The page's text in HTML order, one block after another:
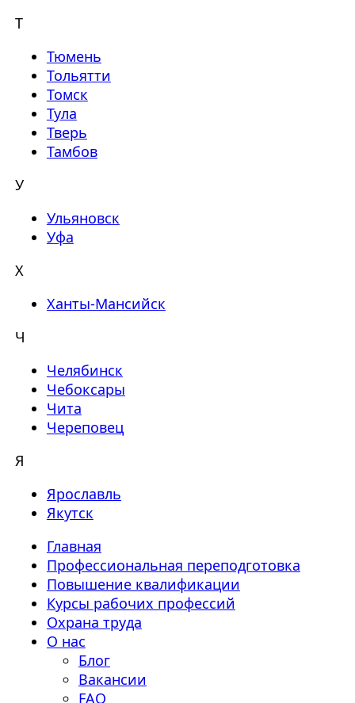
Т
Тюмень
Тольятти
Томск
Тула
Тверь
Тамбов
У
Ульяновск
Уфа
Х
Ханты-Мансийск
Ч
Челябинск
Чебоксары
Чита
Череповец
Я
Ярославль
Якутск
Главная
Профессиональная переподготовка
Повышение квалификации
Курсы рабочих профессий
Охрана труда
О нас
Блог
Вакансии
FAQ